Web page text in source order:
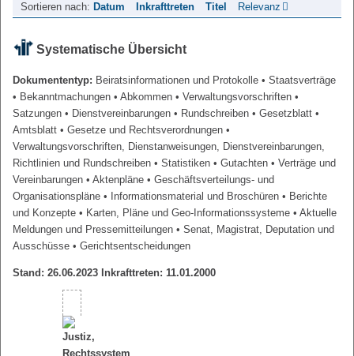
Sortieren nach: Datum Inkrafttreten Titel Relevanz
Systematische Übersicht
Dokumententyp: Beiratsinformationen und Protokolle • Staatsverträge
• Bekanntmachungen • Abkommen • Verwaltungsvorschriften •
Satzungen • Dienstvereinbarungen • Rundschreiben • Gesetzblatt •
Amtsblatt • Gesetze und Rechtsverordnungen •
Verwaltungsvorschriften, Dienstanweisungen, Dienstvereinbarungen,
Richtlinien und Rundschreiben • Statistiken • Gutachten • Verträge und
Vereinbarungen • Aktenpläne • Geschäftsverteilungs- und
Organisationspläne • Informationsmaterial und Broschüren • Berichte
und Konzepte • Karten, Pläne und Geo-Informationssysteme • Aktuelle
Meldungen und Pressemitteilungen • Senat, Magistrat, Deputation und
Ausschüsse • Gerichtsentscheidungen
Stand: 26.06.2023 Inkrafttreten: 11.01.2000